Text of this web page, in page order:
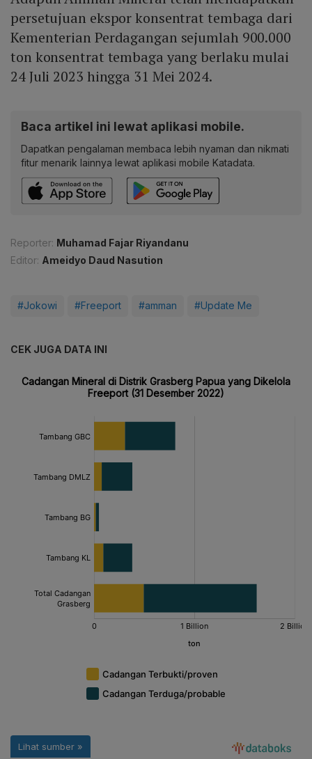
persetujuan ekspor konsentrat tembaga dari
Kementerian Perdagangan sejumlah 900.000
ton konsentrat tembaga yang berlaku mulai
24 Juli 2023 hingga 31 Mei 2024.
Baca artikel ini lewat aplikasi mobile.
Dapatkan pengalaman membaca lebih nyaman dan nikmati
fitur menarik lainnya lewat aplikasi mobile Katadata.
Reporter: Muhamad Fajar Riyandanu
Editor: Ameidyo Daud Nasution
#Jokowi #Freeport #amman #Update Me
CEK JUGA DATA INI